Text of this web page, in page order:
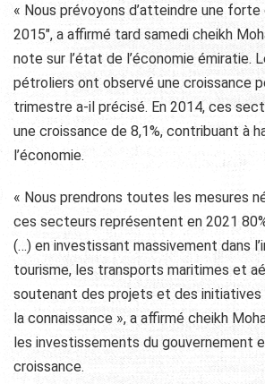
« Nous prévoyons d’atteindre une
2015″, a affirmé tard samedi cheikh
note sur l’état de l’économie émiratie.
pétroliers ont observé une croissance
trimestre a-il précisé. En 2014, ces
une croissance de 8,1%, contribuant à
l’économie.
« Nous prendrons toutes les mesures
ces secteurs représentent en 2021
(…) en investissant massivement dans
tourisme, les transports maritimes et
soutenant des projets et des initiatives
la connaissance », a affirmé cheikh
les investissements du gouvernement
croissance.